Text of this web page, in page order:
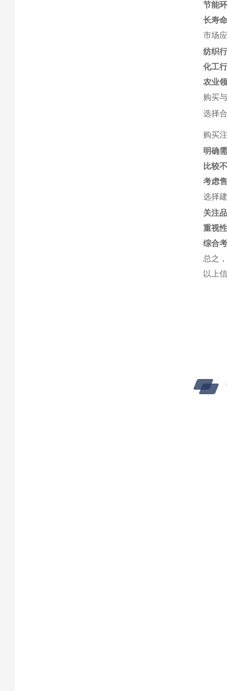
节能
长寿
市场
纺织
化工
农业
购买
选择
购买
明确
比较
考虑
选择
关注
重视
综合
总之
以上